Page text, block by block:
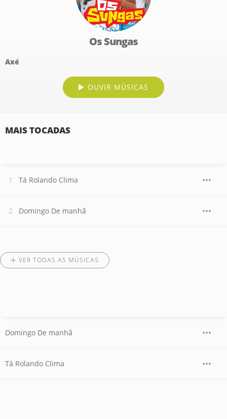
Os Sungas
Axé
OUVIR MÚSICAS
MAIS TOCADAS
Tá Rolando Clima
Domingo De manhã
VER TODAS AS MÚSICAS
Domingo De manhã
Tá Rolando Clima